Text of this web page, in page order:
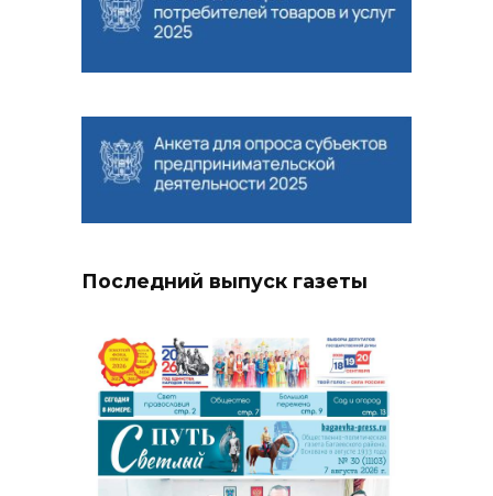
Последний выпуск газеты